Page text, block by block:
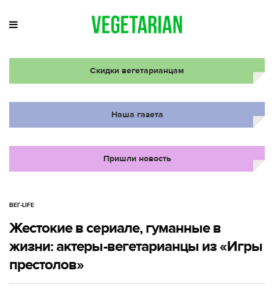
Скидки вегетарианцам
Наша газета
Пришли новость
ВЕГ-LIFE
Жестокие в сериале, гуманные в
жизни: актеры-вегетарианцы из «Игры
престолов»